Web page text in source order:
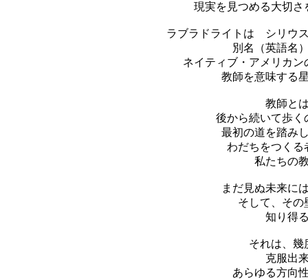
現実を見つめる大切
ラブラドライトは シリウ
別名（英語名
ネイティブ・アメリカ
教師を意味する
教師と
後から続いて歩く
最初の道を踏み
わだちをつくる
私たちの
まだ見ぬ未来に
そして、その
知り得
それは、幾
克服出
あらゆる方向